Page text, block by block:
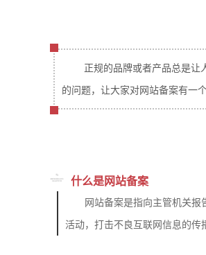
正规的品牌或者产品总是让
的问题，让大家对网站备案有一
什么是网站备案
网站备案是指向主管机关
活动，打击不良互联网信息的传